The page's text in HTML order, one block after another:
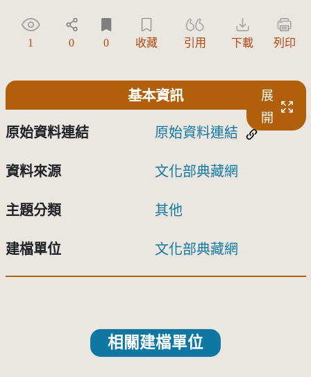
1 0 0 收藏 引用 下載 列印
基本資訊
展
開
原始資料連結 原始資料連結
資料來源 文化部典藏網
主題分類 其他
建檔單位 文化部典藏網
相關建檔單位